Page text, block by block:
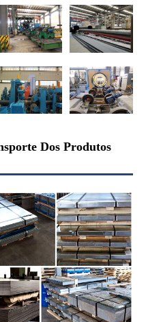
Dos Produtos